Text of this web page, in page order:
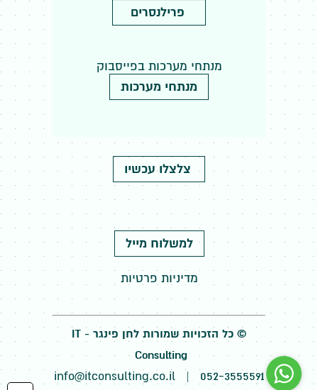
פרילנסרים
מנתחי מערכות בפייסבוק
מנתחי מערכות
צלצלו עכשיו
למשלוח מייל
מדיניות פרטיות
© כל הזכויות שמורות לחן פינגר - IT
Consulting
052-3555591
|
info@itconsulting.co.il